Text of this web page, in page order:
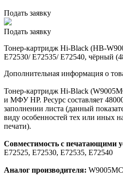
Подать заявку
Подать заявку
Тонер-картридж Hi-Black (HB-
E72530/ E72535/ E72540, чёрный
Дополнительная информация о
Тонер-картридж Hi-Black
и МФУ HP. Ресурс составляет
заполнении листа (данный
виду особенностей тех или иных
печати).
Совместимость с печатающими
E72525, E72530, E72535, E72540
Аналог производителя: